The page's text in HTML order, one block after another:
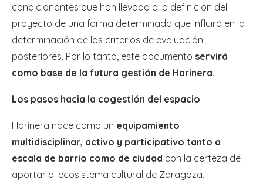
condicionantes que han llevado a la definición del
proyecto de una forma determinada que influirá en la
determinación de los criterios de evaluación
posteriores. Por lo tanto, este documento servirá
como base de la futura gestión de Harinera.
Los pasos hacia la cogestión del espacio
Harinera nace como un equipamiento
multidisciplinar, activo y participativo tanto a
escala de barrio como de ciudad con la certeza de
aportar al ecosistema cultural de Zaragoza,